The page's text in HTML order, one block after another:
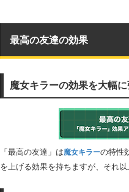
最高の友達の効果
魔女キラーの効果を大幅
「最高の友達」は魔女キラーの特性
を上げる効果を持ちますが、それ